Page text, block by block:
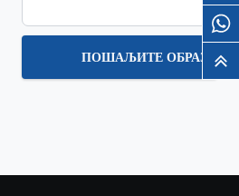
ПОШАЉИТЕ ОБРАЗАЦ